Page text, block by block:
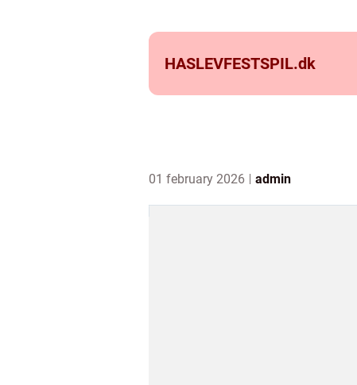
HASLEVFESTSPIL.dk
01 february 2026 admin